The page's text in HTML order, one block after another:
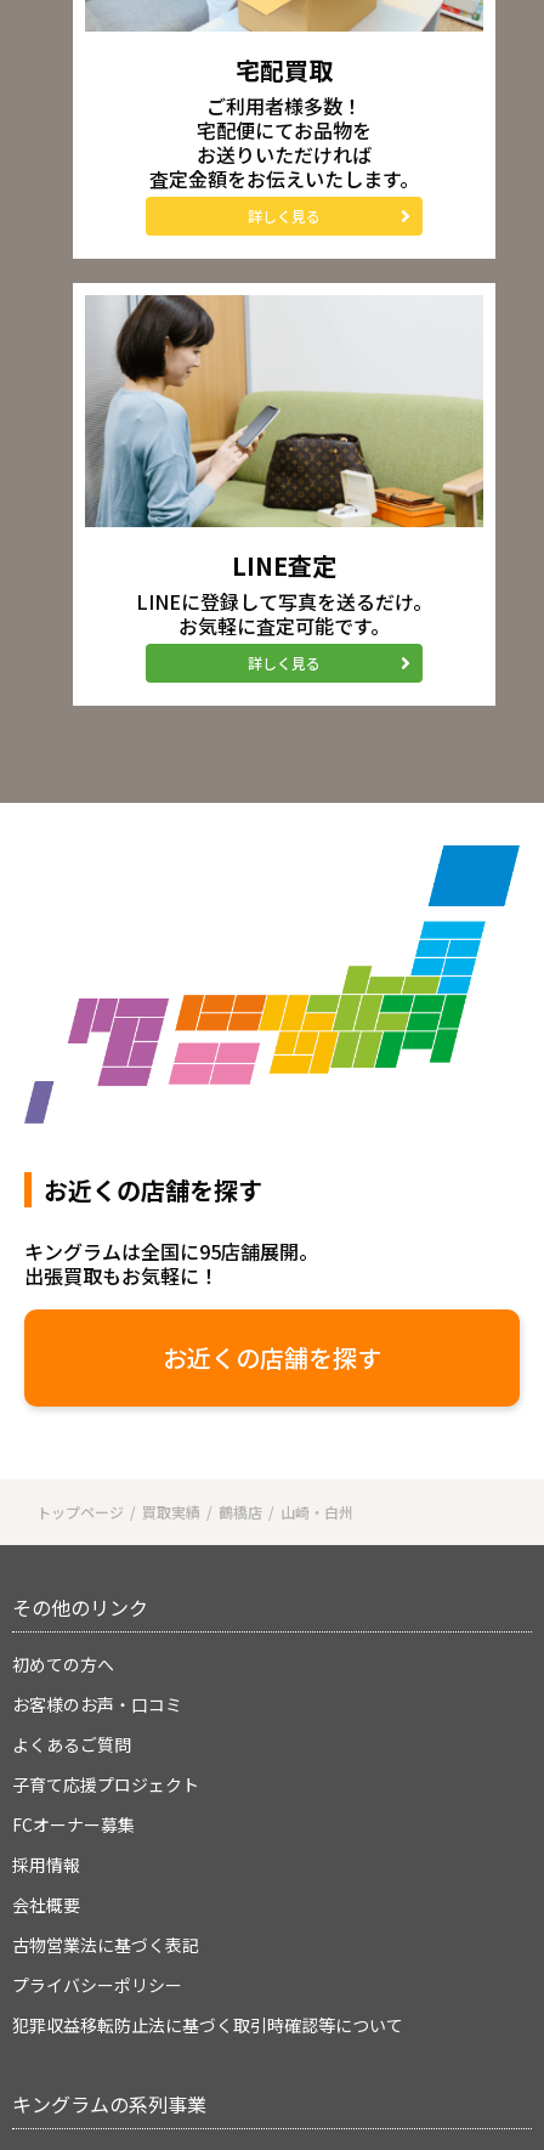
宅配買取
ご利用者様多数！
宅配便にてお品物を
お送りいただければ
査定金額をお伝えいたします。
詳しく見る
LINE査定
LINEに登録して写真を送るだけ。
お気軽に査定可能です。
詳しく見る
お近くの店舗を探す
キングラムは全国に95店舗展開。
出張買取もお気軽に！
お近くの店舗を探す
トップページ 買取実績 鶴橋店 山崎・白州
その他のリンク
初めての方へ
お客様のお声・口コミ
よくあるご質問
子育て応援プロジェクト
FCオーナー募集
採用情報
会社概要
古物営業法に基づく表記
プライバシーポリシー
犯罪収益移転防止法に基づく取引時確認等について
キングラムの系列事業